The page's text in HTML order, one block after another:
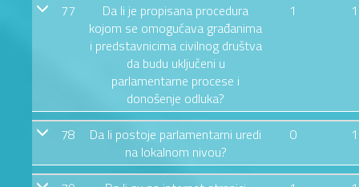
77
Da li je propisana procedura
kojom se omogućava građanima
i predstavnicima civilnog društva
da budu uključeni u
parlamentarne procese i
donošenje odluka?
1 1
78
Da li postoje parlamentarni uredi
na lokalnom nivou?
0 1